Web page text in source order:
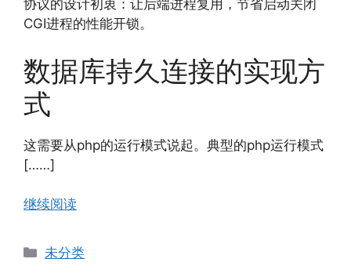
协议的设计初衷：让后端进程复用，节省启动关闭
CGI进程的性能开锁。
数据库持久连接的实现方
式
这需要从php的运行模式说起。典型的php运行模式
[……]
继续阅读
分
未分类